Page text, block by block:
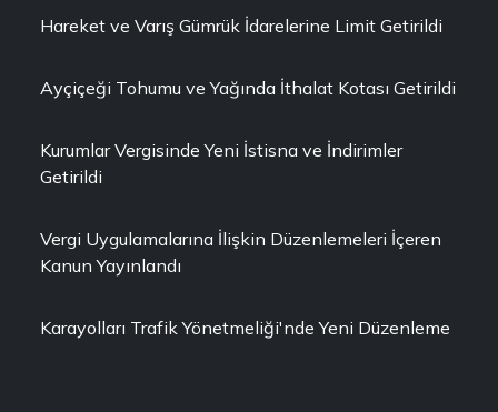
Hareket ve Varış Gümrük İdarelerine Limit Getirildi
Ayçiçeği Tohumu ve Yağında İthalat Kotası Getirildi
Kurumlar Vergisinde Yeni İstisna ve İndirimler
Getirildi
Vergi Uygulamalarına İlişkin Düzenlemeleri İçeren
Kanun Yayınlandı
Karayolları Trafik Yönetmeliği'nde Yeni Düzenleme